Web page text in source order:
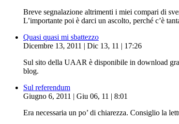
Breve segnalazione altrimenti i miei compari di
L’importante poi è darci un ascolto, perché c’è
Quasi quasi mi sbattezzo
Dicembre 13, 2011 | Dic 13, 11 | 17:26
Sul sito della UAAR è disponibile in download
blog.
Sul referendum
Giugno 6, 2011 | Giu 06, 11 | 8:01
Era necessaria un po’ di chiarezza. Consiglio la